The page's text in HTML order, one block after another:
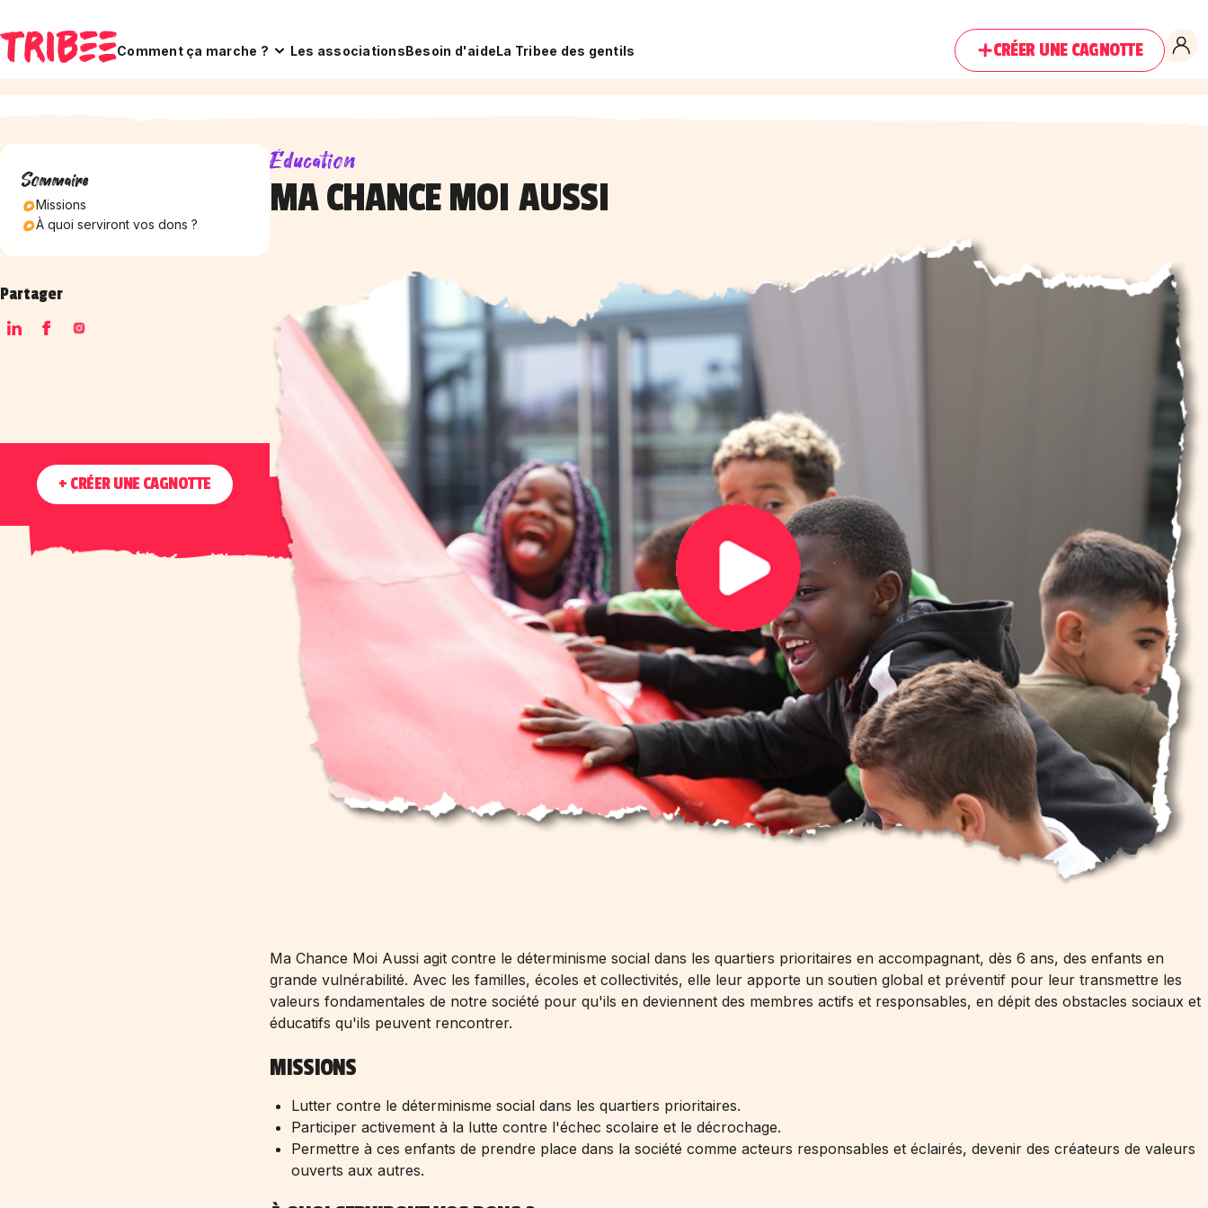
Comment ça marche ? Les associationsBesoin d'aideLa Tribee des gentils CRÉER UNE CAGNOTTE
Sommaire
Missions
À quoi serviront vos dons ?
Partager
+ CRÉER UNE CAGNOTTE
Éducation
MA CHANCE MOI AUSSI
Ma Chance Moi Aussi agit contre le déterminisme social dans les quartiers prioritaires en accompagnant, dès 6 ans, des enfants en
grande vulnérabilité. Avec les familles, écoles et collectivités, elle leur apporte un soutien global et préventif pour leur transmettre les
valeurs fondamentales de notre société pour qu'ils en deviennent des membres actifs et responsables, en dépit des obstacles sociaux et
éducatifs qu'ils peuvent rencontrer.
MISSIONS
Lutter contre le déterminisme social dans les quartiers prioritaires.
Participer activement à la lutte contre l'échec scolaire et le décrochage.
Permettre à ces enfants de prendre place dans la société comme acteurs responsables et éclairés, devenir des créateurs de valeurs
ouverts aux autres.